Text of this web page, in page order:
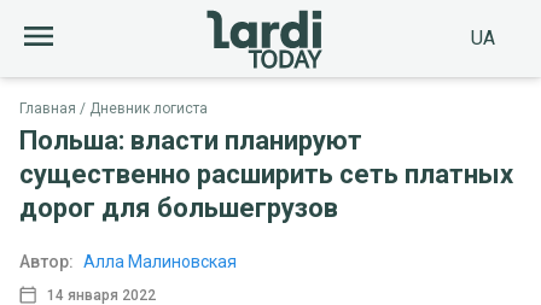
UA
Главная Дневник логиста
Польша: власти планируют
существенно расширить сеть платных
дорог для большегрузов
14 января 2022
Автор: Алла Малиновская